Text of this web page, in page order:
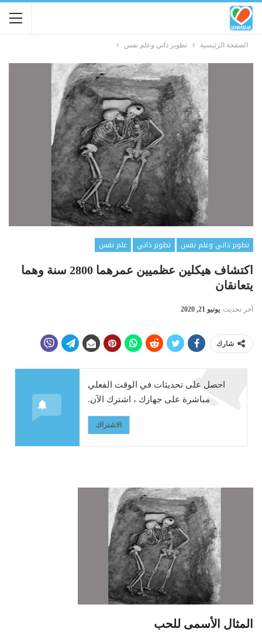
الصفحة الرئيسية تطوير ذاتي وعلم نفس
تطوير ذاتي وعلم نفس تطوير ذاتي
علم نفس
اكتشاف هيكلين عظميين عمرهما 2800 سنة وهما
يتعانقان
آخر تحديث يونيو 21, 2020
شارك
احصل على تحديثات في الوقت الفعلي
مباشرة على جهازك ، اشترك الآن.
الاشتراك
المثال الأسمى للحب